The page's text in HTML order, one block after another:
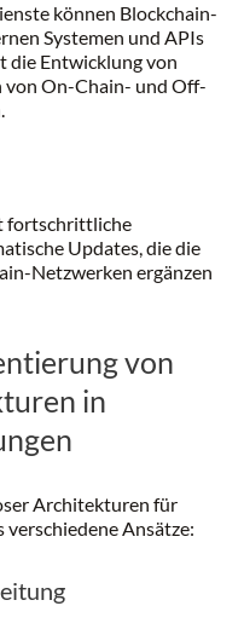
können Blockchain-
Systemen und APIs
die Entwicklung von
von On-Chain- und Off-
fortschrittliche
Updates, die die
Netzwerken ergänzen
von
in
Architekturen für
Ansätze: